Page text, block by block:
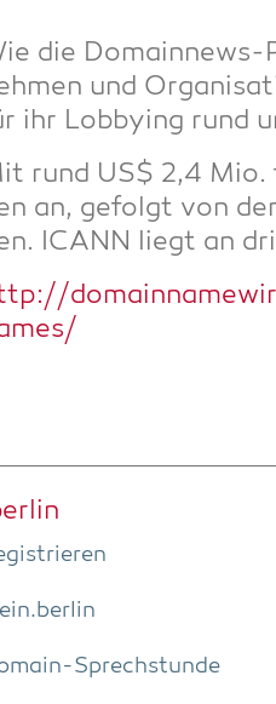
die
und
ihr Lob­by­ing rund
rund US$ 2,4
an, gefolgt von
ICANN liegt an
Sprech­stun­de